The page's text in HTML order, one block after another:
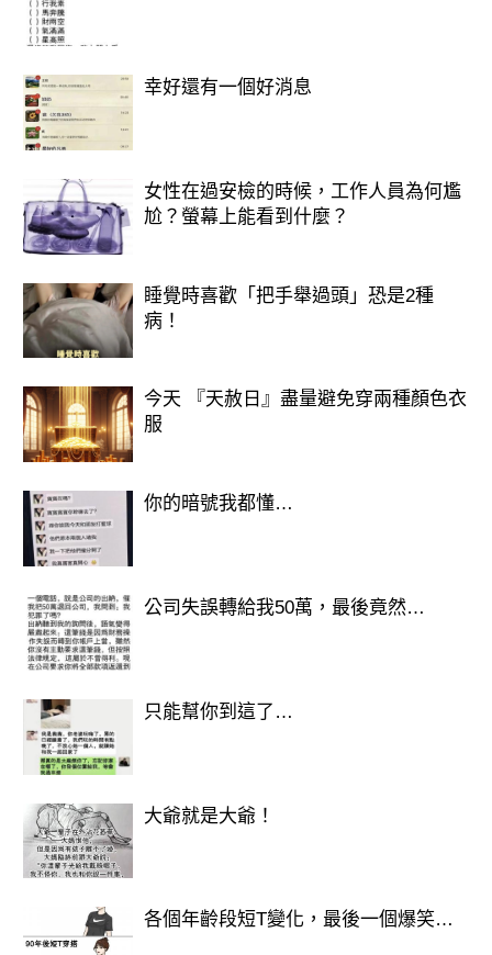
將
揭
曉
：
選擇可愛的海豚
你進入了一個閉環，
就是不管你怎麼付出，對方都很難對你
感動。
你越是靠近，對方越是想要閃躲，
吧！
在這段感情裡你信心在越來越充足，
可以說你對表白結果心裡是有把握的。
而且幸運的天枰也在傾向你，
只要你發揮自己的洞察力和犀利思維方
幸好還有一個好消息
女性在過安檢的時候，工作人員為何尷
尬？螢幕上能看到什麼？
睡覺時喜歡「把手舉過頭」恐是2種
病！
今天 『天赦日』盡量避免穿兩種顏色衣
服
你的暗號我都懂…
公司失誤轉給我50萬，最後竟然…
只能幫你到這了…
大爺就是大爺！
各個年齡段短T變化，最後一個爆笑…